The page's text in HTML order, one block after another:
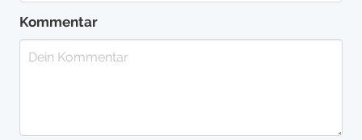
Kommentar